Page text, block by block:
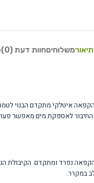
תיאורמשלוחיםחוות דעת (0)
לאספקת מים מאפשר
נפרד ומתקדם. הקיבולת
במקרר.